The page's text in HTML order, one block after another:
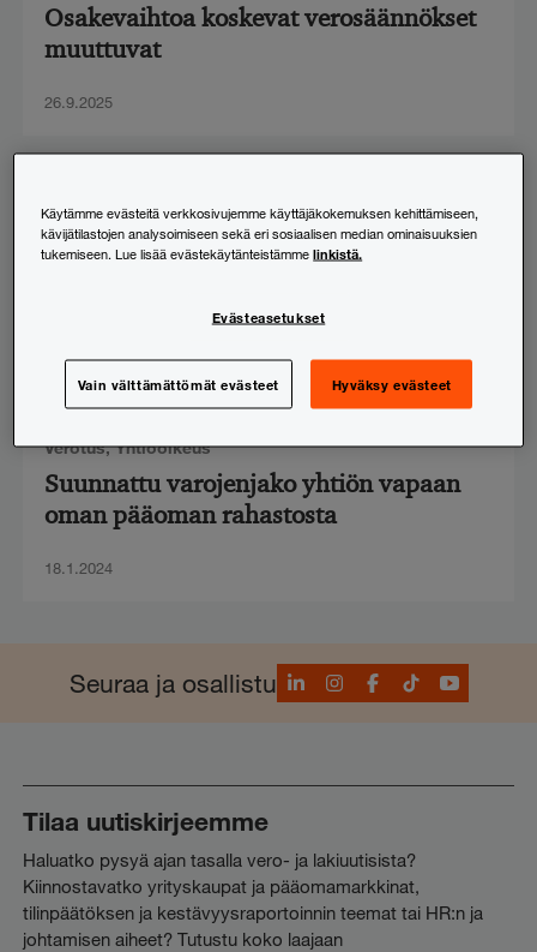
Osakevaihtoa koskevat verosäännökset
muuttuvat
26.9.2025
Verotus,Yhtiöoikeus
Suunnattu varojenjako yhtiön vapaan
oman pääoman rahastosta
18.1.2024
Seuraa ja osallistuLinkedInInstagram
Facebook
TikTokYouTube
Tilaa uutiskirjeemme
Haluatko pysyä ajan tasalla vero- ja lakiuutisista?
Kiinnostavatko yrityskaupat ja pääomamarkkinat,
tilinpäätöksen ja kestävyysraportoinnin teemat tai HR:n ja
johtamisen aiheet? Tutustu koko laajaan
Käytämme evästeitä verkkosivujemme käyttäjäkokemuksen kehittämiseen,
kävijätilastojen analysoimiseen sekä eri sosiaalisen median ominaisuuksien
tukemiseen. Lue lisää evästekäytänteistämmelinkistä.
Evästeasetukset
Vain välttämättömät evästeet Hyväksy evästeet